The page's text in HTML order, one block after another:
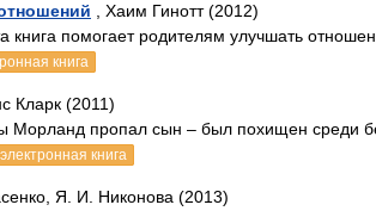
, Хаим Гинотт (2012)
книга помогает родителям улучшать
книга
Кларк (2011)
Морланд пропал сын – был похищен среди
электронная книга
Я. И. Никонова (2013)